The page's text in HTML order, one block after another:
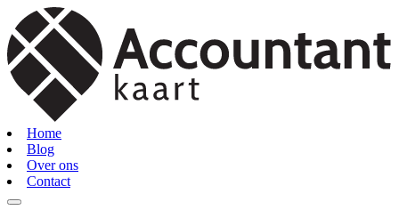
Home
Blog
Over ons
Contact